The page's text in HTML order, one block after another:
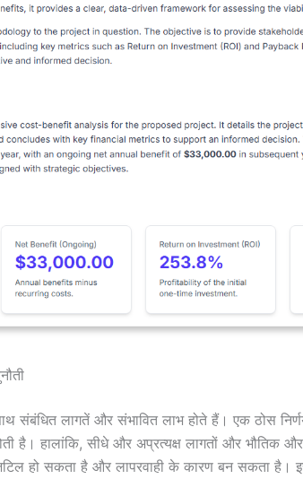
संबंधित लागतें और संभावित लाभ होते हैं। एक ठोस
है। हालांकि, सीधे और अप्रत्यक्ष लागतों और भौतिक
हो सकता है और लापरवाही के कारण बन सकता